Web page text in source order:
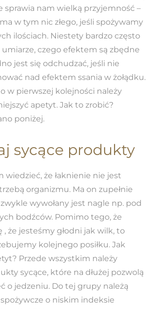
sprawia nam wielką przyjemność –
w tym nic złego, jeśli spożywamy
ilościach. Niestety bardzo często
czego efektem są zbędne
jest się odchudzać, jeśli nie
nad efektem ssania w żołądku.
w pierwszej kolejności należy
apetyt. Jak to zrobić?
poniżej.
sycące produkty
wiedzieć, że łaknienie nie jest
organizmu. Ma on zupełnie
wywołany jest nagle np. pod
bodźców. Pomimo tego, że
, że jesteśmy głodni jak wilk, to
kolejnego posiłku. Jak
Przede wszystkim należy
sycące, które na dłużej pozwolą
o jedzeniu. Do tej grupy należą
o niskim indeksie